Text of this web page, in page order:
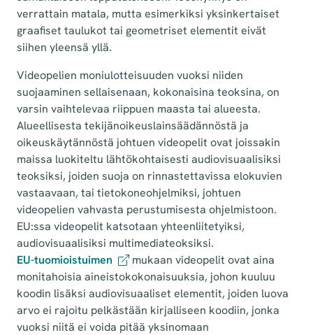
verrattain matala, mutta esimerkiksi yksinkertaiset
graafiset taulukot tai geometriset elementit eivät
siihen yleensä yllä.
Videopelien moniulotteisuuden vuoksi niiden
suojaaminen sellaisenaan, kokonaisina teoksina, on
varsin vaihtelevaa riippuen maasta tai alueesta.
Alueellisesta tekijänoikeuslainsäädännöstä ja
oikeuskäytännöstä johtuen videopelit ovat joissakin
maissa luokiteltu lähtökohtaisesti audiovisuaalisiksi
teoksiksi, joiden suoja on rinnastettavissa elokuvien
vastaavaan, tai tietokoneohjelmiksi, johtuen
videopelien vahvasta perustumisesta ohjelmistoon.
EU:ssa videopelit katsotaan yhteenliitetyiksi,
audiovisuaalisiksi multimediateoksiksi.
EU-tuomioistuimen
mukaan videopelit ovat aina
monitahoisia aineistokokonaisuuksia, johon kuuluu
koodin lisäksi audiovisuaaliset elementit, joiden luova
arvo ei rajoitu pelkästään kirjalliseen koodiin, jonka
vuoksi niitä ei voida pitää yksinomaan